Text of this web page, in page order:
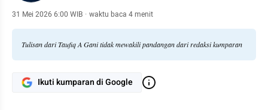
31 Mei 2026 6:00 WIB · waktu baca 4 menit
Tulisan dari Taufiq A Gani tidak mewakili pandangan dari redaksi kumparan
Ikuti kumparan di Google